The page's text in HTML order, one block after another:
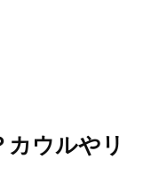
ウルやリ